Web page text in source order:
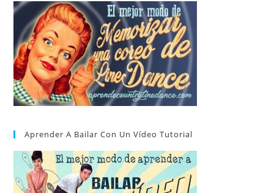
Aprender A Bailar Con Un Vídeo Tutorial